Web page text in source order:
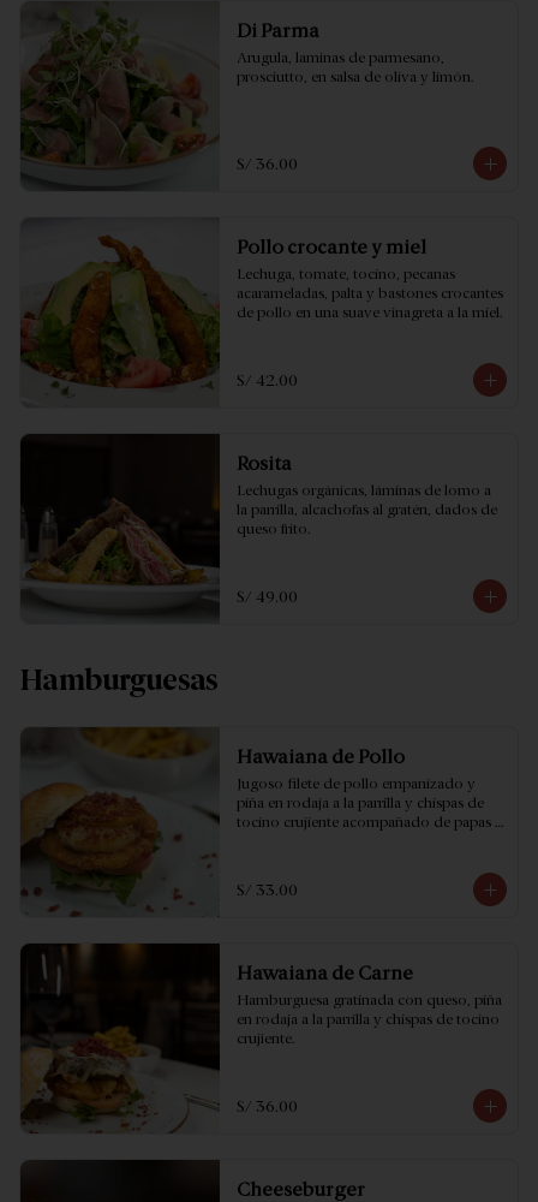
Di Parma
Arugula, laminas de parmesano,
prosciutto, en salsa de oliva y limón.
S/ 36.00
Pollo crocante y miel
Lechuga, tomate, tocino, pecanas
acarameladas, palta y bastones crocantes
de pollo en una suave vinagreta a la miel.
S/ 42.00
Rosita
Lechugas orgánicas, láminas de lomo a
la parrilla, alcachofas al gratén, dados de
queso frito.
S/ 49.00
Hamburguesas
Hawaiana de Pollo
Jugoso filete de pollo empanizado y
piña en rodaja a la parrilla y chispas de
tocino crujiente acompañado de papas
S/ 33.00
Hawaiana de Carne
Hamburguesa gratinada con queso, piña
en rodaja a la parrilla y chispas de tocino
crujiente.
S/ 36.00
Cheeseburger